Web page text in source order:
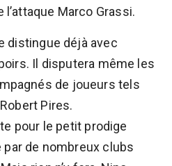
Marco Grassi.
distingue déjà avec
Il disputera même les
de joueurs tels
Pires.
pour le petit prodige
de nombreux clubs